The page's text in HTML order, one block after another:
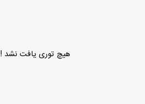
هیچ توری یافت نشد !